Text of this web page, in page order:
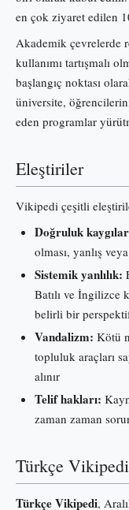
en çok ziyaret edilen
Akademik çevrelerde
kullanımı tartışmalı
başlangıç noktası
üniversite,
eden programlar
Eleştiriler
Vikipedi çeşitli
Doğruluk
olması, yanlış
Sistemik yanlılık:
Batılı ve İngilizce
belirli bir
Vandalizm: Kötü
topluluk araçları
alınır
Telif hakları:
zaman zaman
Türkçe Vikipedi
Türkçe Vikipedi,